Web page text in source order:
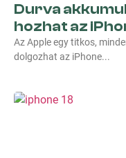
Durva
hozhat az
Az Apple egy titkos,
dolgozhat az iPhone